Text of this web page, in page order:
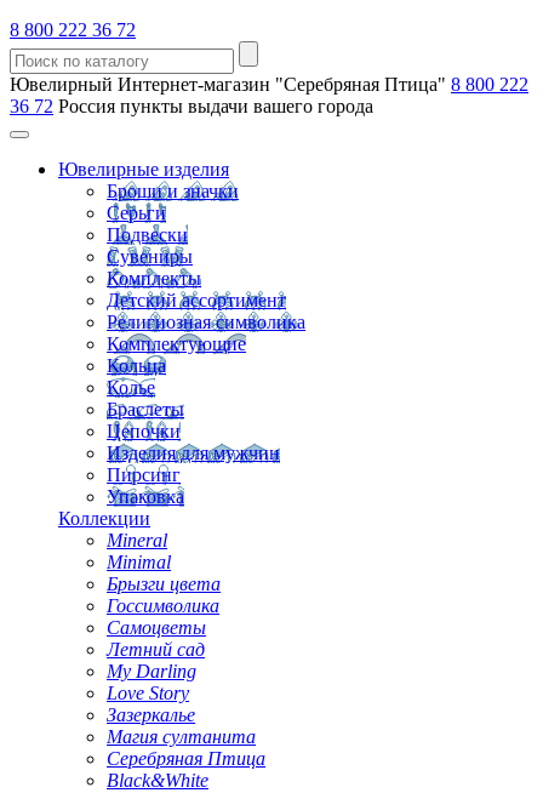
8 800 222 36 72
Ювелирный Интернет-магазин "Серебряная Птица" 8 800 222
36 72 Россия пункты выдачи вашего города
Ювелирные изделия
Броши и значки
Серьги
Подвески
Сувениры
Комплекты
Детский ассортимент
Религиозная символика
Комплектующие
Кольца
Колье
Браслеты
Цепочки
Изделия для мужчин
Пирсинг
Упаковка
Коллекции
Mineral
Minimal
Брызги цвета
Госсимволика
Самоцветы
Летний сад
My Darling
Love Story
Зазеркалье
Магия султанита
Серебряная Птица
Black&White